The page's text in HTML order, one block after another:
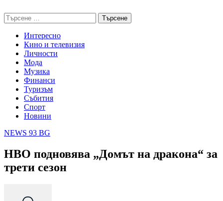
to
content
Търсене
за:
Интересно
Кино и телевизия
Личности
Мода
Музика
Финанси
Туризъм
Събития
Спорт
Новини
NEWS 93 BG
HBO подновява „Домът на дракона“ за
трети сезон